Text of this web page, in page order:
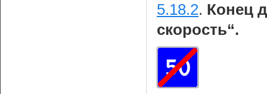
5.18.2. Конец
скорость“.